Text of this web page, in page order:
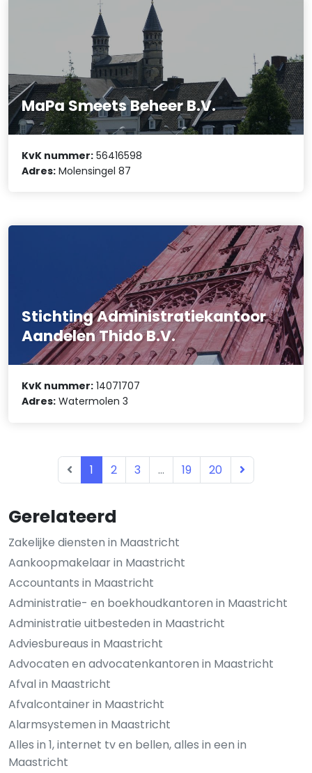
Gerelateerd
Zakelijke diensten in Maastricht
Aankoopmakelaar in Maastricht
Accountants in Maastricht
Administratie- en boekhoudkantoren in Maastricht
Administratie uitbesteden in Maastricht
Adviesbureaus in Maastricht
Advocaten en advocatenkantoren in Maastricht
Afval in Maastricht
Afvalcontainer in Maastricht
Alarmsystemen in Maastricht
Alles in 1, internet tv en bellen, alles in een in
Maastricht
MaPa Smeets Beheer B.V.
KvK nummer: 56416598
Adres: Molensingel 87
Stichting Administratiekantoor
Aandelen Thido B.V.
KvK nummer: 14071707
Adres: Watermolen 3
1 2 3 ... 19 20